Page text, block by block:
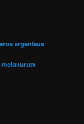
argenteus